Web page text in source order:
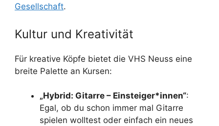
Gesellschaft.
Kultur und Kreativität
Für kreative Köpfe bietet die VHS Neuss eine
breite Palette an Kursen:
„Hybrid: Gitarre – Einsteiger*innen“:
Egal, ob du schon immer mal Gitarre
spielen wolltest oder einfach ein neues